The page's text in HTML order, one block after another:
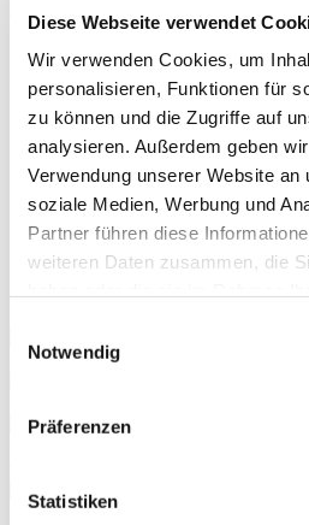
Diese Webseite verwendet
Wir verwenden Cookies, um
personalisieren, Funktionen für
zu können und die Zugriffe auf
analysieren. Außerdem geben
Verwendung unserer Website an
soziale Medien, Werbung und
Partner führen diese
weiteren Daten zusammen, die
Notwendig
Präferenzen
Statistiken
abzulösenden Ratenkredite angeben.
Sie erstelltes individuelles Angebot
Ihre Vorteile
Sparen:
Ihre monatlichen
Günstige Zinsen:Profitieren
Zinssätzen
Mehr Übersicht:Nur noch eine
Finanzielle Entlastung:
Durch
haben Sie neue finanzielle
So einfach geht’s
Antrag online ausfüllen
Unterschriebenen Kreditvertrag
Schnell gewünschten Geldbetrag